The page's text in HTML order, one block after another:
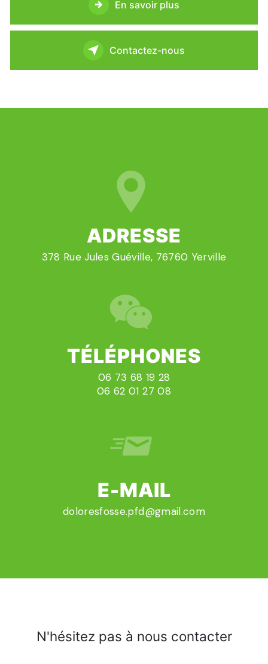
En savoir plus
Contactez-nous
ADRESSE
378 Rue Jules Guéville, 76760 Yerville
TÉLÉPHONES
06 73 68 19 28
06 62 01 27 08
E-MAIL
doloresfosse.pfd@gmail.com
N'hésitez pas à nous contacter